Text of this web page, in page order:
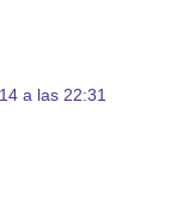
a las 22:31